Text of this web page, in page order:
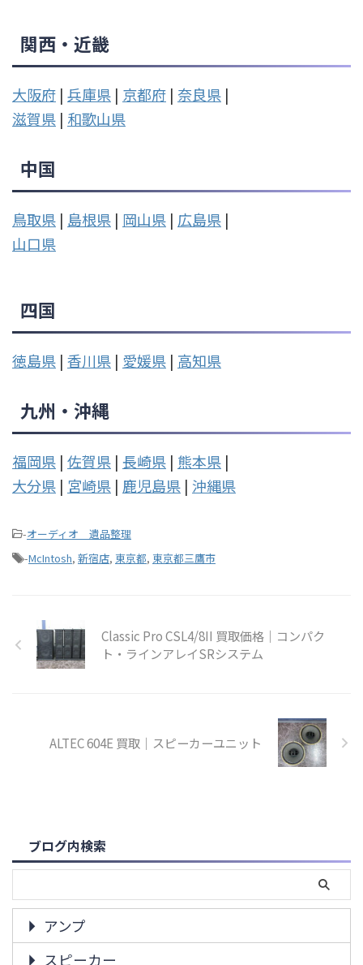
関西・近畿
大阪府 | 兵庫県 | 京都府 | 奈良県 |
滋賀県 | 和歌山県
中国
鳥取県 | 島根県 | 岡山県 | 広島県 |
山口県
四国
徳島県 | 香川県 | 愛媛県 | 高知県
九州・沖縄
福岡県 | 佐賀県 | 長崎県 | 熊本県 |
大分県 | 宮崎県 | 鹿児島県 | 沖縄県
-オーディオ 遺品整理
-McIntosh, 新宿店, 東京都, 東京都三鷹市
Classic Pro CSL4/8II 買取価格｜コンパク
ト・ラインアレイSRシステム
ALTEC 604E 買取｜スピーカーユニット
ブログ内検索
アンプ
スピーカー